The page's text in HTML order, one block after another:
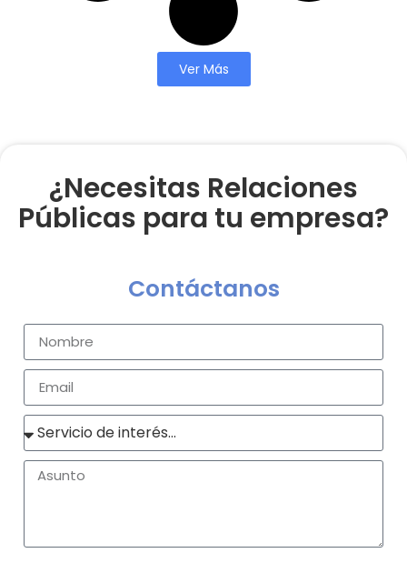
Ver Más
¿Necesitas Relaciones
Públicas para tu empresa?
Contáctanos